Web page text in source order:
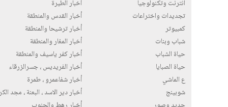
انترنت وتكنولوجيا
تجديدات واختراعات
كمبيوتر
شباب وبنات
حياة الشباب
حياة الصبايا
ع الماشي
شوبينج
أخبار الطيرة
أخبار القدس والمنطقة
أخبار ترشيحا والمنطقة
أخبار المغار والمنطقة
أخبار كفر ياسيف والمنطقة
أخبار الفريديس ، جسرالزرقاء
أخبار شفاعمرو ، طمرة
أخبار دير الاسد ، البعنة ، مجد